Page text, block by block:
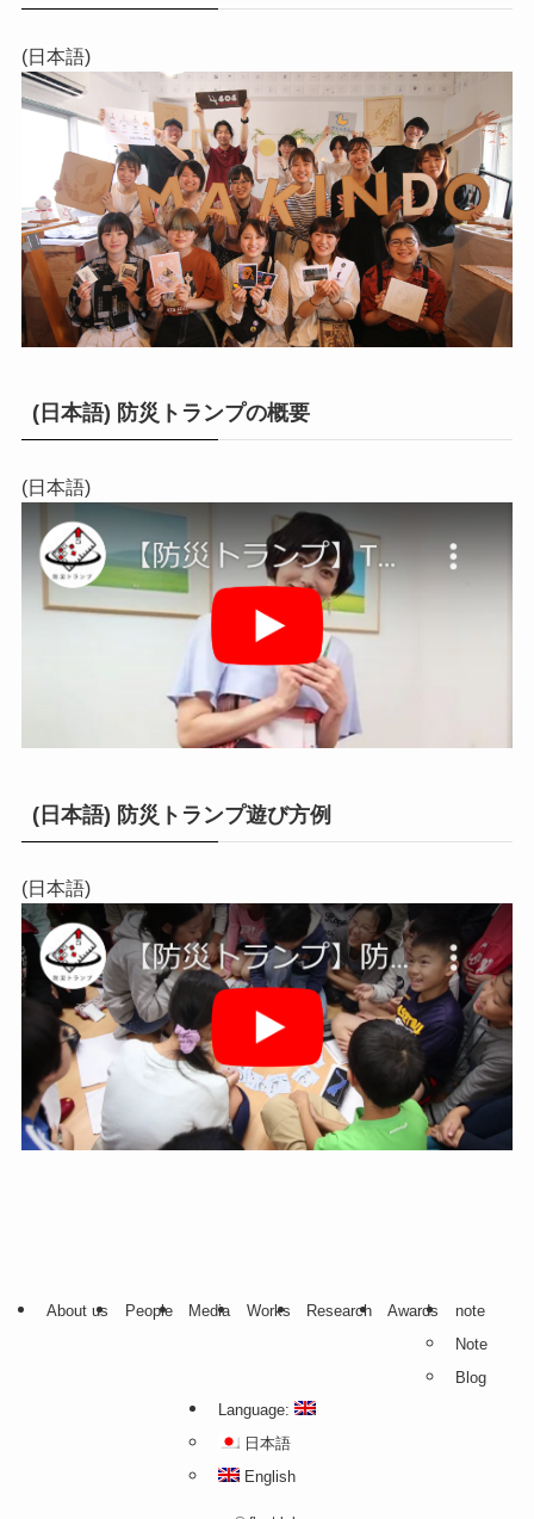
(日本語)
(日本語) 防災トランプの概要
(日本語)
(日本語) 防災トランプ遊び方例
(日本語)
About us People Media Works Research Awards
note
Note
Blog
Language:
日本語
English